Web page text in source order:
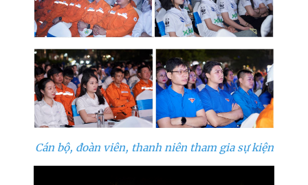
Cán bộ, đoàn viên, thanh niên tham gia sự kiện